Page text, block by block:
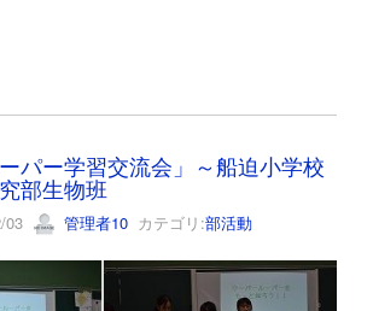
パー学習交流会」～船迫小学校
部生物班
03 管理者10 カテゴリ:部活動